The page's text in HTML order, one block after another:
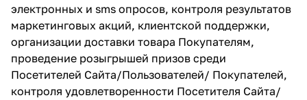
электронных и sms опросов, контроля результатов
маркетинговых акций, клиентской поддержки,
организации доставки товара Покупателям,
проведение розыгрышей призов среди
Посетителей Сайта/Пользователей/ Покупателей,
контроля удовлетворенности Посетителя Сайта/